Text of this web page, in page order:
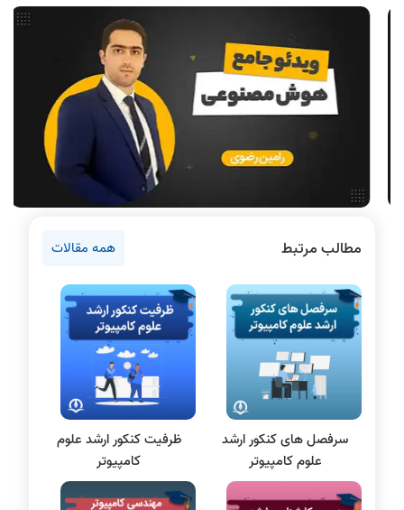
آمادگی برای کنکور
دانشگاه ها
اخبار آزمون ها
سخت افزار
دروس مهندسی کامپیوتر
پایتون
سی شارپ
علم داده
مقاله نویسی
بلاکچین
پایگاه داده
الکترونیک دیجیتال
سیستم عامل
مطالب مرتبط همه مقالات
سرفصل های کنکور ارشد
علوم کامپیوتر
ظرفیت کنکور ارشد علوم
کامپیوتر